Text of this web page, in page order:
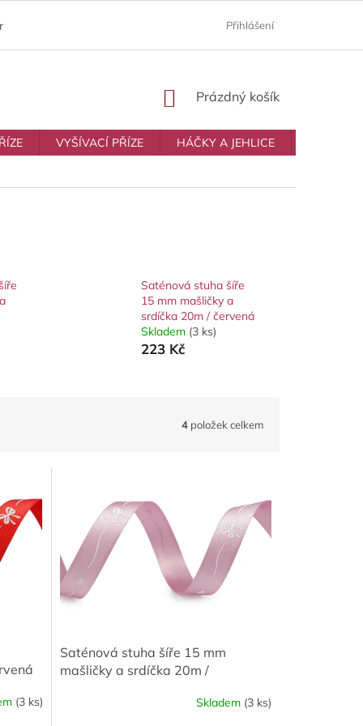
Prodávané značky
Přihlášení
NÁKUPNÍ
Prázdný košík
VYŠÍVACÍ PŘÍZE HÁČKY A JEHLICE
Saténová stuha šíře
15 mm mašličky a
srdíčka 20m / červená
Skladem (3 ks)
223 Kč
4 položek celkem
(3 ks)
Saténová stuha šíře 15 mm
mašličky a srdíčka 20m /
Skladem (3 ks)